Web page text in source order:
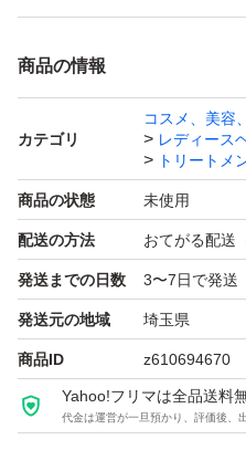
なお下記にも記載しており
OPP等にはいれず、そのま
開封後はメーカー元へ問い
ーーーーー
購入後のメッセージは梱包
遅くなる場合もございます
再出品、専用出品可→お気軽
商品の情報
カテゴリ
コスメ、美容
レディース
トリートメ
商品の状態 未使用
配送の方法 おてがる配送
発送までの日数 3〜7日で発送
発送元の地域 埼玉県
商品ID z610694670
Yahoo!フリマは全品送料
代金は運営が一旦預かり、評価後、